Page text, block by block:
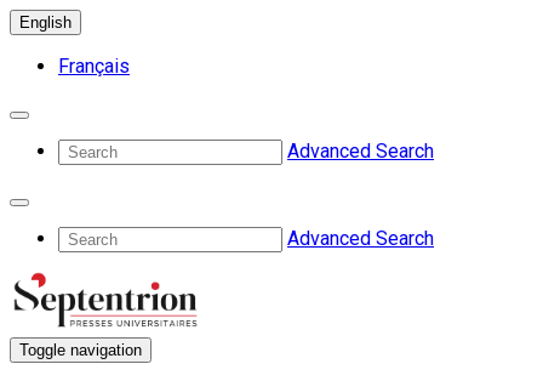
English
Français
Advanced Search
Advanced Search
Toggle navigation